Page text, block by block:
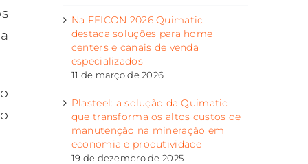
Na FEICON 2026 Quimatic
destaca soluções para home
centers e canais de venda
especializados
11 de março de 2026
Plasteel: a solução da Quimatic
que transforma os altos custos de
manutenção na mineração em
economia e produtividade
19 de dezembro de 2025